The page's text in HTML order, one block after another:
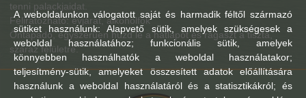
tenni palackjaidat.
Feliratozható: évjárat, alkoholfok
Öntapadó, egyszerűen húzd le a hátlapot és ragaszt a tiszta,
száraz felületre.
A weboldalunkon válogatott saját és harmadik féltől származó
sütiket használunk: Alapvető sütik, amelyek szükségesek a
weboldal használatához; funkcionális sütik, amelyek
könnyebben használhatók a weboldal használatakor;
teljesítmény-sütik, amelyeket összesített adatok előállítására
használunk a weboldal használatáról és a statisztikákról; és